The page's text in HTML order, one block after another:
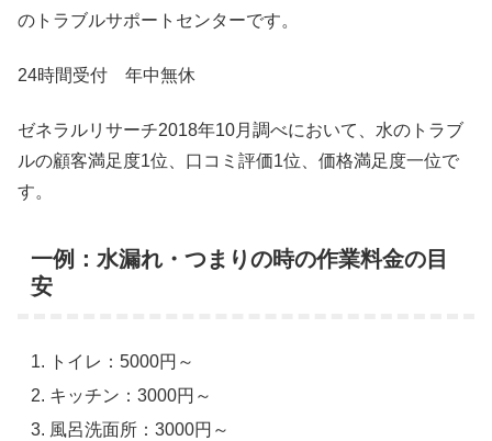
のトラブルサポートセンターです。
24時間受付 年中無休
ゼネラルリサーチ2018年10月調べにおいて、水のトラブ
ルの顧客満足度1位、口コミ評価1位、価格満足度一位で
す。
一例：水漏れ・つまりの時の作業料金の目
安
トイレ：5000円～
キッチン：3000円～
風呂洗面所：3000円～